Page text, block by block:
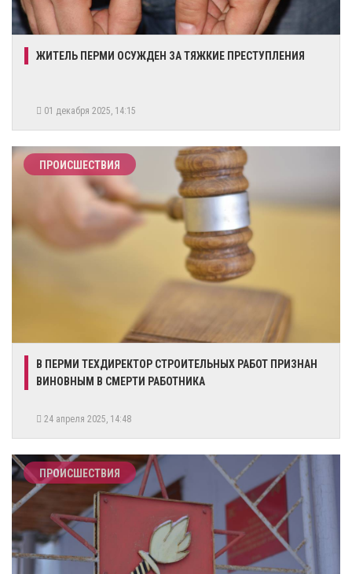
ЖИТЕЛЬ ПЕРМИ ОСУЖДЕН ЗА ТЯЖКИЕ ПРЕСТУПЛЕНИЯ
01 декабря 2025, 14:15
ПРОИСШЕСТВИЯ
В ПЕРМИ ТЕХДИРЕКТОР СТРОИТЕЛЬНЫХ РАБОТ ПРИЗНАН
ВИНОВНЫМ В СМЕРТИ РАБОТНИКА
24 апреля 2025, 14:48
ПРОИСШЕСТВИЯ